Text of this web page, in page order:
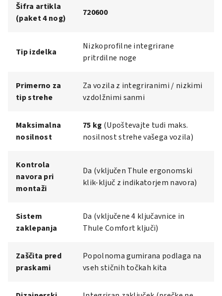
Šifra artikla
(paket 4 nog)
720600
Tip izdelka
Nizkoprofilne integrirane
pritrdilne noge
Primerno za
tip strehe
Za vozila z integriranimi / nizkimi
vzdolžnimi sanmi
Maksimalna
nosilnost
75 kg (Upoštevajte tudi maks.
nosilnost strehe vašega vozila)
Kontrola
navora pri
montaži
Da (vključen Thule ergonomski
klik-ključ z indikatorjem navora)
Sistem
zaklepanja
Da (vključene 4 ključavnice in
Thule Comfort ključi)
Zaščita pred
praskami
Popolnoma gumirana podlaga na
vseh stičnih točkah kita